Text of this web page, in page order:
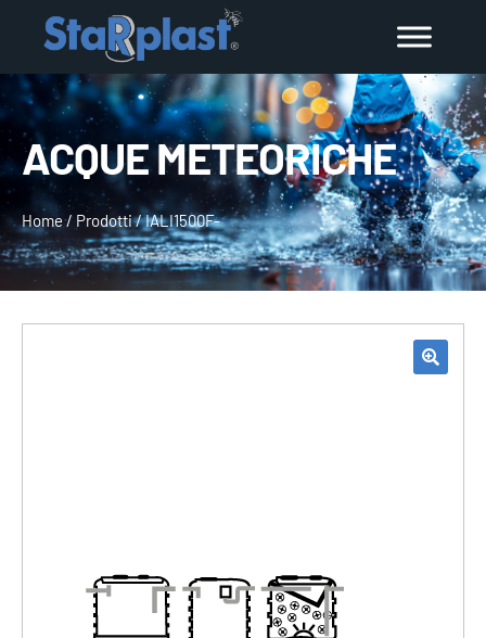
ACQUE METEORICHE
Home/ Prodotti/IALI1500F-